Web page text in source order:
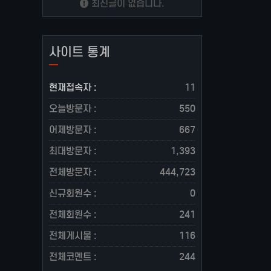
최신글이 없습니다.
사이트 통계
현재접속자 :
11
오늘방문자 :
550
어제방문자 :
667
최대방문자 :
1,393
전체방문자 :
444,723
신규회원수 :
0
전체회원수 :
241
전체게시물 :
116
전체코멘트 :
244